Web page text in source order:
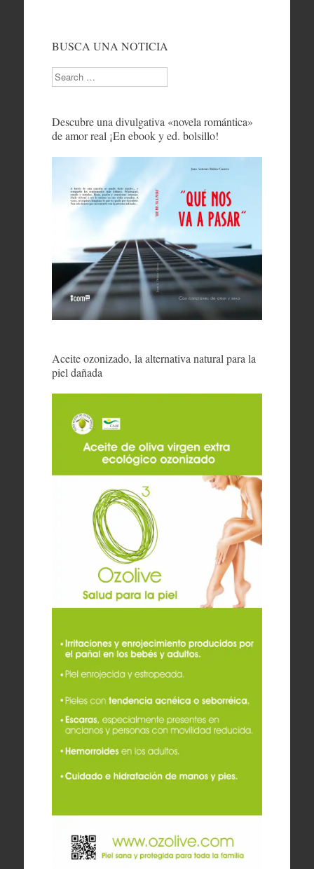
BUSCA UNA NOTICIA
Search
Descubre una divulgativa «novela romántica»
de amor real ¡En ebook y ed. bolsillo!
Aceite ozonizado, la alternativa natural para la
piel dañada